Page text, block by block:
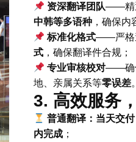
资深翻译团队——精
中韩等多语种 ，确保内
标准化格式——严格
式 ，确保翻译件合规；
专业审核校对——确
地、亲属关系等零误差。
3. 高效服务
普通翻译：当天交
内完成 ；